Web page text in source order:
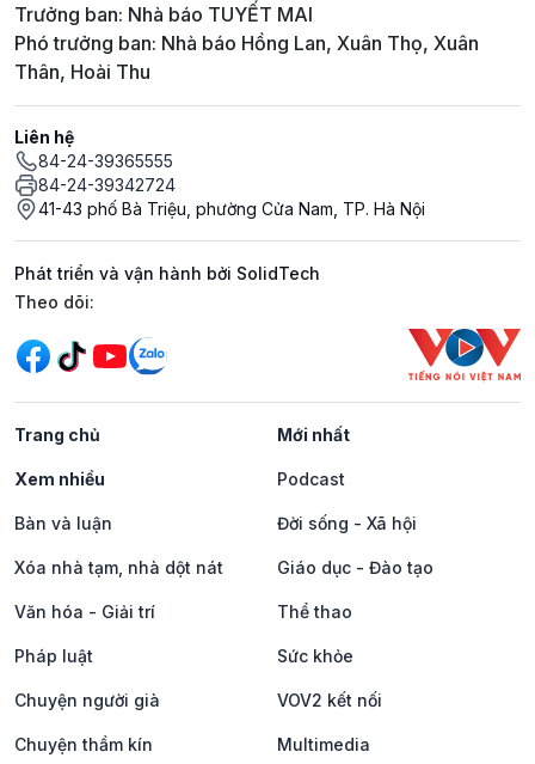
Trưởng ban: Nhà báo TUYẾT MAI
Phó trưởng ban: Nhà báo Hồng Lan, Xuân Thọ, Xuân
Thân, Hoài Thu
Liên hệ
84-24-39365555
84-24-39342724
41-43 phố Bà Triệu, phường Cửa Nam, TP. Hà Nội
Phát triển và vận hành bởi SolidTech
Mạng xã hội
Theo dõi:
Trang chủ Mới nhất
Xem nhiều Podcast
Bàn và luận Đời sống - Xã hội
Xóa nhà tạm, nhà dột nát Giáo dục - Đào tạo
Văn hóa - Giải trí Thể thao
Pháp luật Sức khỏe
Chuyện người già VOV2 kết nối
Chuyện thầm kín Multimedia